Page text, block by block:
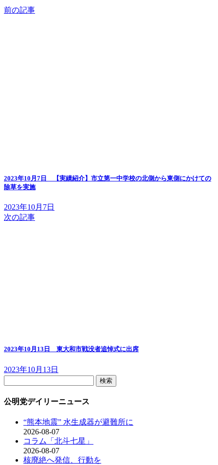
前の記事
2023年10月7日 【実績紹介】市立第一中学校の北側から東側にかけての
除草を実施
2023年10月7日
次の記事
2023年10月13日 東大和市戦没者追悼式に出席
2023年10月13日
公明党デイリーニュース
“熊本地震” 水生成器が避難所に
2026-08-07
コラム「北斗七星」
2026-08-07
核廃絶へ発信、行動を